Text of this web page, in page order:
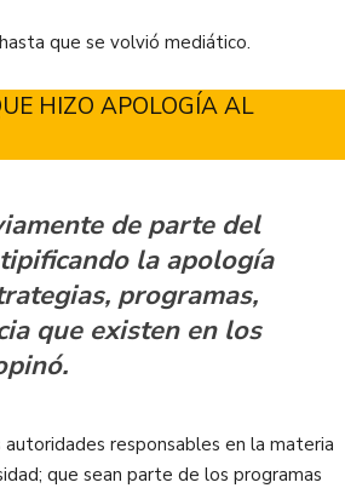
que se volvió mediático.
HIZO APOLOGÍA AL
de parte del
la apología
programas,
que existen en los
autoridades responsables en la materia
que sean parte de los programas